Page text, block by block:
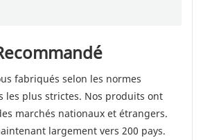
fabriqués selon les normes
les plus strictes. Nos produits ont
marchés nationaux et étrangers.
largement vers 200 pays.